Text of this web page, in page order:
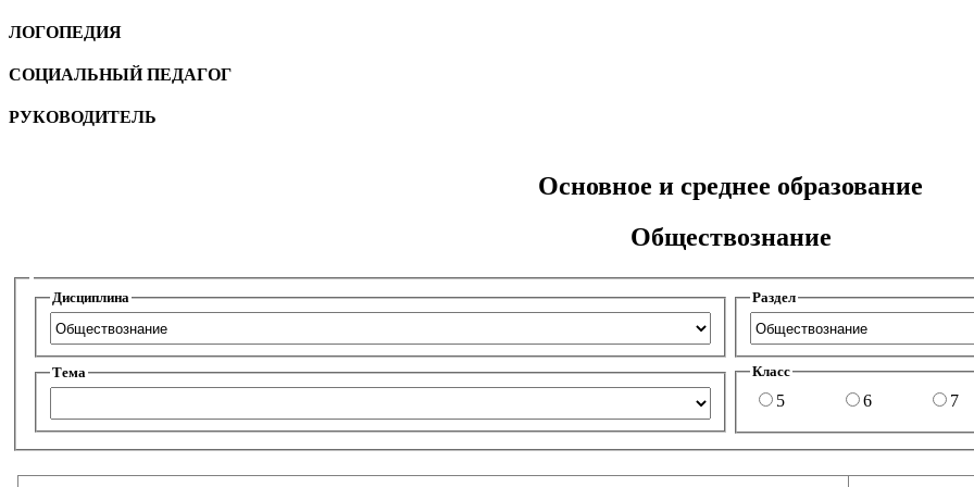
ЛОГОПЕДИЯ
CОЦИАЛЬНЫЙ ПЕДАГОГ
РУКОВОДИТЕЛЬ
Основное и среднее образование
Обществознание
Дисциплина Раздел
Тема Класс
5 6 7